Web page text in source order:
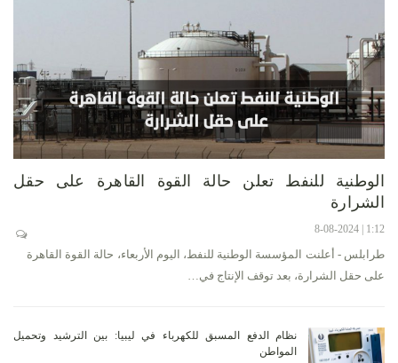
الوطنية للنفط تعلن حالة القوة القاهرة على حقل
الشرارة
1:12 | 8-08-2024
طرابلس - أعلنت المؤسسة الوطنية للنفط، اليوم الأربعاء، حالة القوة القاهرة
على حقل الشرارة، بعد توقف الإنتاج في…
نظام الدفع المسبق للكهرباء في ليبيا: بين الترشيد وتحميل
المواطن